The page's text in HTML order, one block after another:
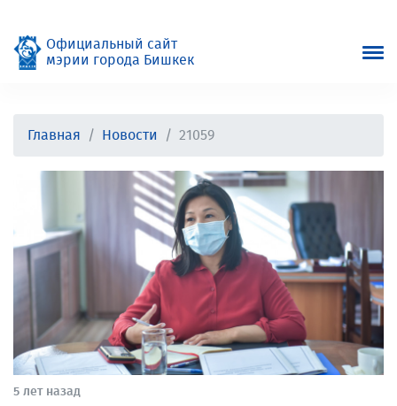
Официальный сайт
мэрии города Бишкек
Главная Новости 21059
5 лет назад